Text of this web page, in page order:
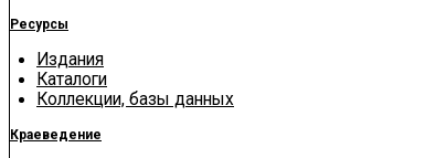
Ресурсы
Издания
Каталоги
Коллекции, базы данных
Краеведение